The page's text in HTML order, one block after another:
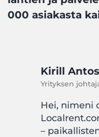
000 asiakasta
Kirill
Yrityksen
Hei, nimeni
–